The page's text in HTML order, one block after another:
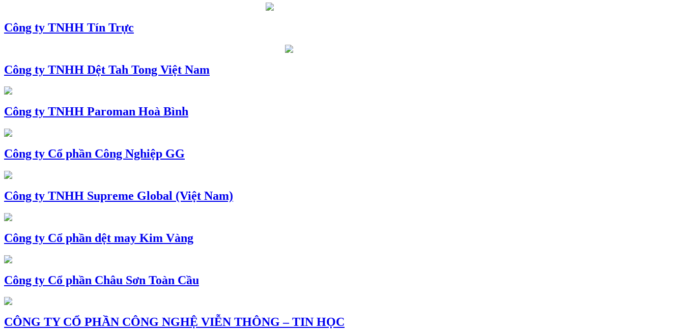
Công ty TNHH Tín Trực
Công ty TNHH Dệt Tah Tong Việt Nam
Công ty TNHH Paroman Hoà Bình
Công ty Cổ phần Công Nghiệp GG
Công ty TNHH Supreme Global (Việt Nam)
Công ty Cổ phần dệt may Kim Vàng
Công ty Cổ phần Châu Sơn Toàn Cầu
CÔNG TY CỔ PHẦN CÔNG NGHỆ VIỄN THÔNG – TIN HỌC